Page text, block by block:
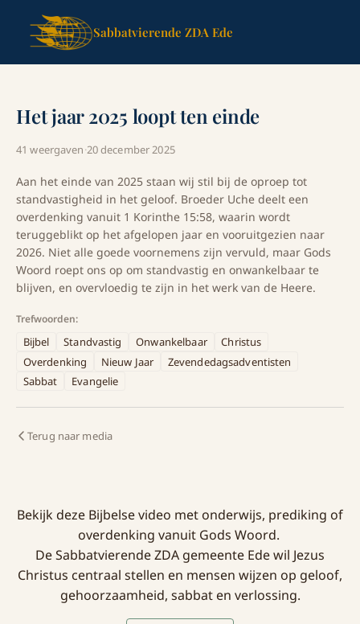
Sabbatvierende ZDA Ede
Het jaar 2025 loopt ten einde
41 weergaven·20 december 2025
Aan het einde van 2025 staan wij stil bij de oproep tot
standvastigheid in het geloof. Broeder Uche deelt een
overdenking vanuit 1 Korinthe 15:58, waarin wordt
teruggeblikt op het afgelopen jaar en vooruitgezien naar
2026. Niet alle goede voornemens zijn vervuld, maar Gods
Woord roept ons op om standvastig en onwankelbaar te
blijven, en overvloedig te zijn in het werk van de Heere.
Trefwoorden:
Bijbel Standvastig Onwankelbaar
Christus
Overdenking
Nieuw Jaar
Zevendedagsadventisten
Sabbat
Evangelie
Terug naar media
Bekijk deze Bijbelse video met onderwijs, prediking of
overdenking vanuit Gods Woord.
De Sabbatvierende ZDA gemeente Ede wil Jezus
Christus centraal stellen en mensen wijzen op geloof,
gehoorzaamheid, sabbat en verlossing.